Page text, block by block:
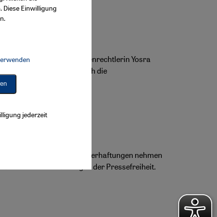
Anwältin und Frauenrechtlerin Yosra
Das würde auch die
Kontrollen und Verhaftungen nehmen
vor Einschränkungen der Pressefreiheit.
Diese Einwilligung
Google Maps Embed, Google Tag Manager, Instagram Embed,
jederzeit